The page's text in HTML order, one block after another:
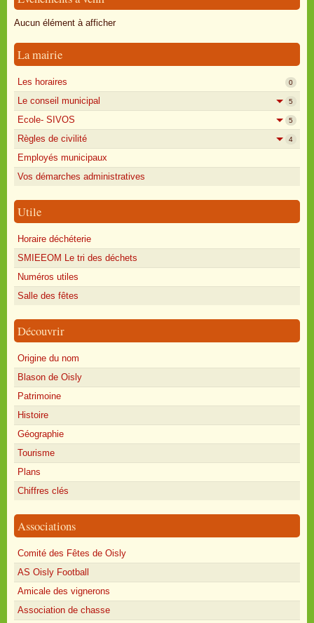
Oisly autrefois
Annonces
Aucun élément à afficher
La mairie
Les horaires 0
Le conseil municipal 5
Ecole- SIVOS 5
Règles de civilité 4
Employés municipaux
Vos démarches administratives
Utile
Horaire déchéterie
SMIEEOM Le tri des déchets
Numéros utiles
Salle des fêtes
Découvrir
Origine du nom
Blason de Oisly
Patrimoine
Histoire
Géographie
Tourisme
Plans
Chiffres clés
Associations
Comité des Fêtes de Oisly
AS Oisly Football
Amicale des vignerons
Association de chasse